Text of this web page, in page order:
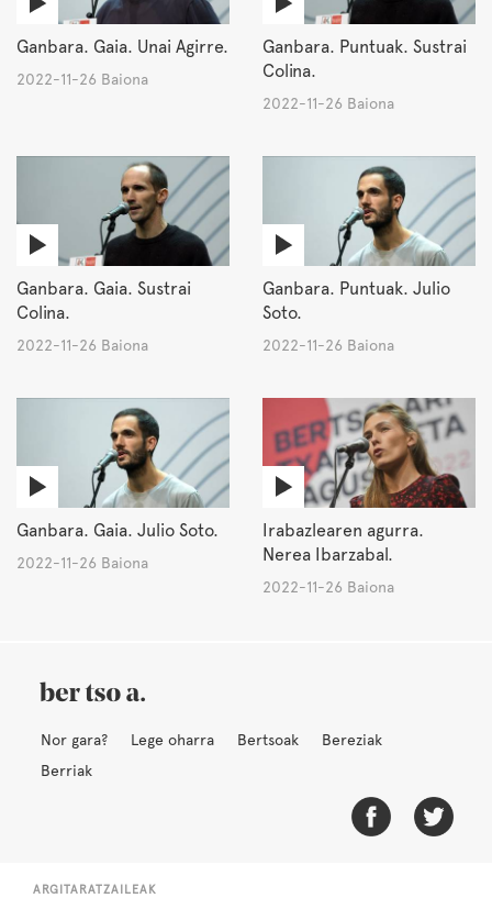
Ganbara. Gaia. Unai Agirre.
2022-11-26 Baiona
Ganbara. Puntuak. Sustrai
Colina.
2022-11-26 Baiona
Ganbara. Gaia. Sustrai
Colina.
2022-11-26 Baiona
Ganbara. Puntuak. Julio
Soto.
2022-11-26 Baiona
Ganbara. Gaia. Julio Soto.
2022-11-26 Baiona
Irabazlearen agurra.
Nerea Ibarzabal.
2022-11-26 Baiona
Nor gara? Lege oharra Bertsoak
Bereziak
Berriak
ARGITARATZAILEAK